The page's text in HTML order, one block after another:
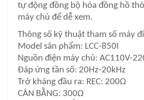
tự động đồng bộ hóa đồng hồ
máy chủ để dễ xem.
Thông số kỹ thuật tham số máy
Model sản phẩm: LCC-850I
Nguồn điện máy chủ: AC110V-
Đáp ứng tần số: 20Hz-20kHz
Trở kháng đầu ra: REC: 200Ω
CÂN BẰNG: 300Ω